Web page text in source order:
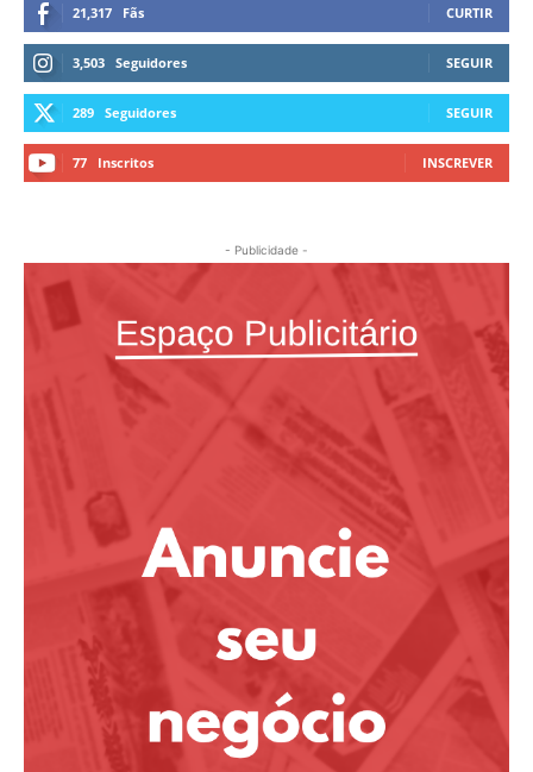
21,317 Fãs CURTIR
3,503 Seguidores SEGUIR
289 Seguidores SEGUIR
77 Inscritos INSCREVER
- Publicidade -